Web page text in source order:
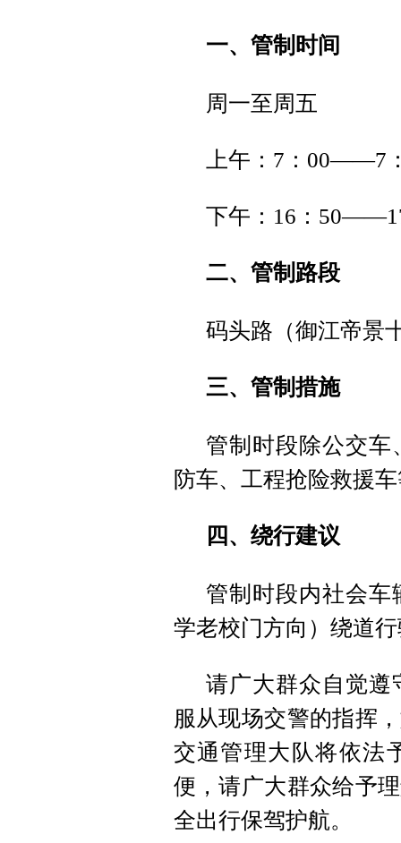
一、管制时间
周一至周五
上午：7：00——7
下午：16：
二、管制路段
码头路（御江帝景
三、管制措施
管制时段除公交车
防车、工程抢险救援
四、绕行建议
管制时段内社会
学老校门方向）绕道
请广大群众自觉遵
服从现场交警的指挥
交通管理大队将依法
便，请广大群众给予
全出行保驾护航。